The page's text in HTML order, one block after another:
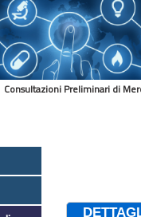
Consultazioni Preliminari di